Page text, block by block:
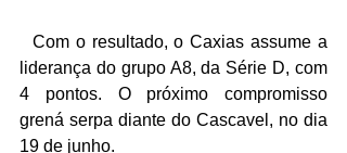
liderança do grupo A8, da Série D, com
4 pontos. O próximo compromisso
grená serpa diante do Cascavel, no dia
19 de junho.